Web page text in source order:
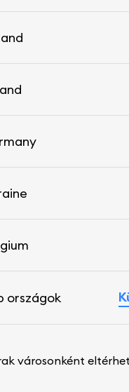
országok
városonként